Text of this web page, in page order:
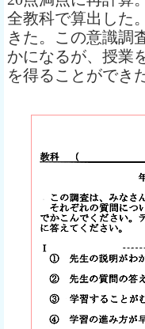
全教科で算出した
きた。この意識調
かになるが、授業
を得ることができ